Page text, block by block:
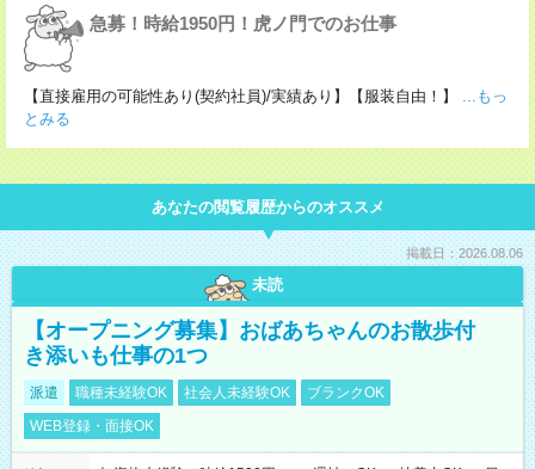
急募！時給1950円！虎ノ門でのお仕事
【直接雇用の可能性あり(契約社員)/実績あり】【服装自由！】
...もっ
とみる
あなたの閲覧履歴からのオススメ
掲載日：2026.08.06
未読
【オープニング募集】おばあちゃんのお散歩付
き添いも仕事の1つ
派遣 職種未経験OK 社会人未経験OK
ブランクOK
WEB登録・面接OK